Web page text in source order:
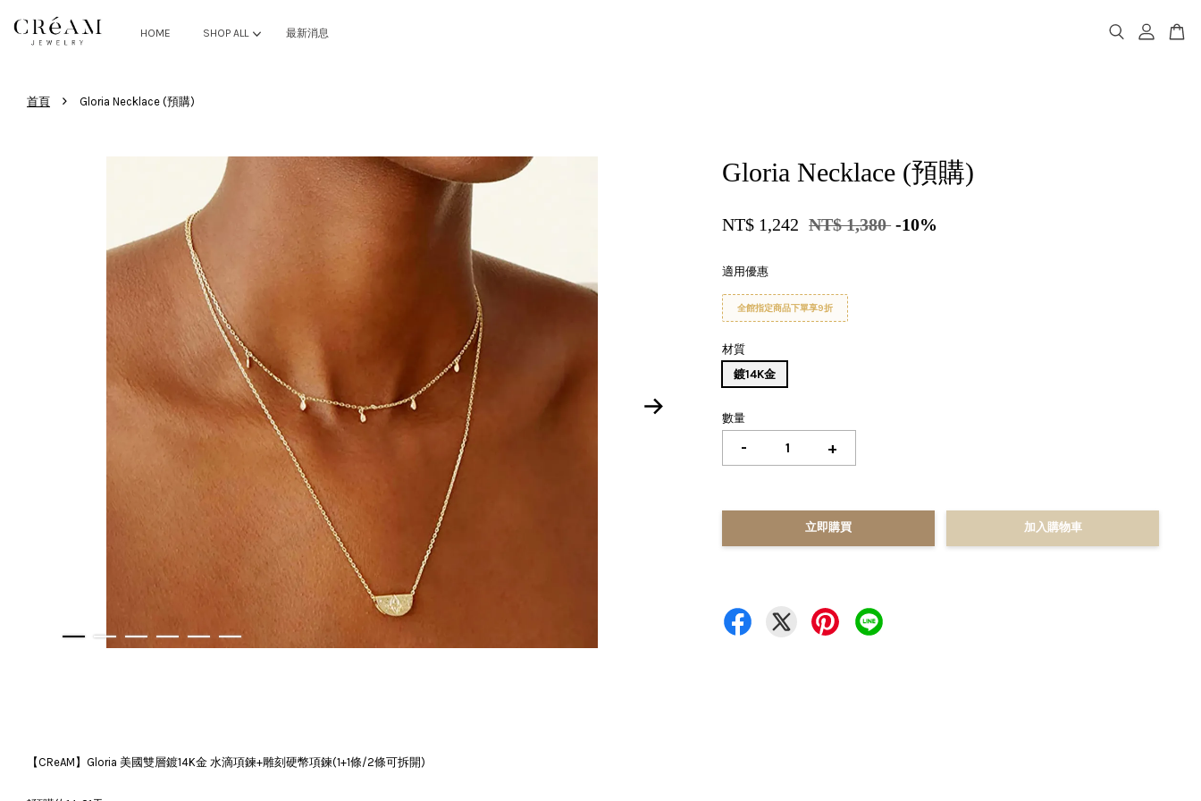
HOME SHOP ALL 最新消息
首頁 › Gloria Necklace (預購)
Gloria Necklace (預購)
NT$ 1,242 NT$ 1,380 -10%
適用優惠
全館指定商品下單享9折
材質
鍍14K金
數量
- +
立即購買 加入購物車
【CReAM】Gloria 美國雙層鍍14K金 水滴項鍊+雕刻硬幣項鍊(1+1條/2條可拆開)
您的購物車目前還是空的。